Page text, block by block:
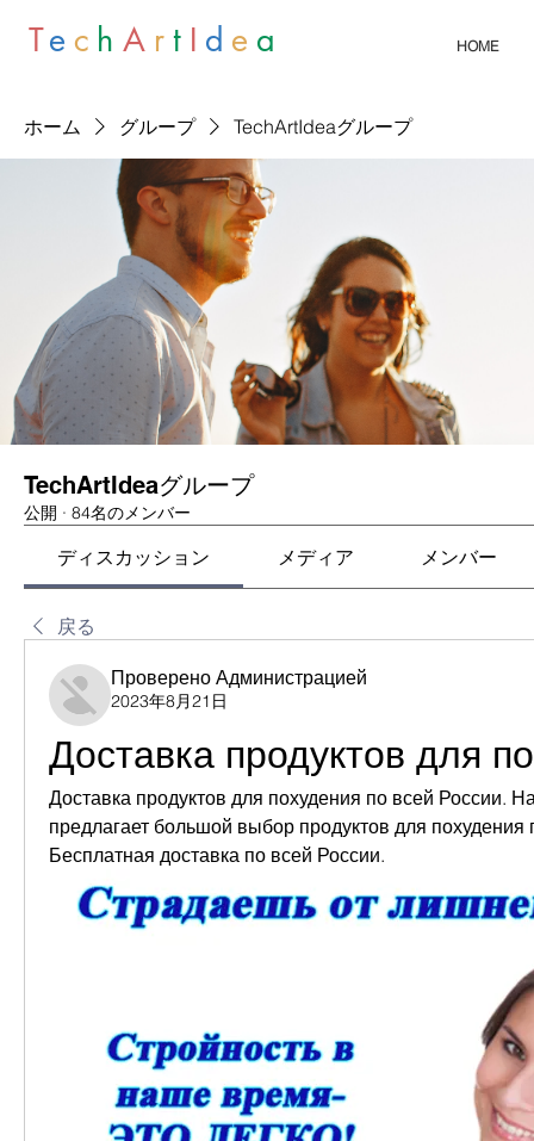
Te c hA r t I d e a HOME
ホーム グループ TechArtIdeaグループ
TechArtIdeaグループ
公開 · 84名のメンバー
ディスカッション メディア メンバー
戻る
Проверено Администрацией
2023年8月21日
Доставка продуктов для
Доставка продуктов для похудения по всей России.
предлагает большой выбор продуктов для
Бесплатная доставка по всей России.